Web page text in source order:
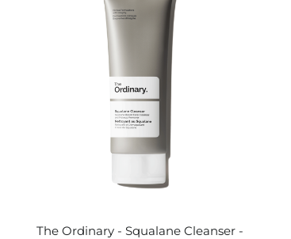
The Ordinary - Squalane Cleanser -